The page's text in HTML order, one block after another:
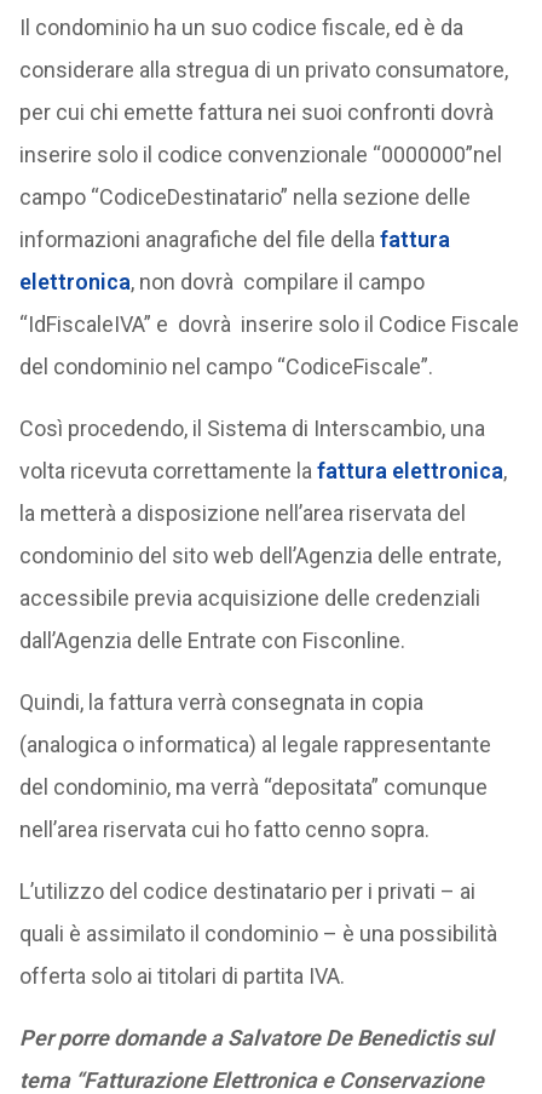
Il condominio ha un suo codice fiscale, ed è da
considerare alla stregua di un privato consumatore,
per cui chi emette fattura nei suoi confronti dovrà
inserire solo il codice convenzionale “0000000”nel
campo “CodiceDestinatario” nella sezione delle
informazioni anagrafiche del file della fattura
elettronica, non dovrà compilare il campo
“IdFiscaleIVA” e dovrà inserire solo il Codice Fiscale
del condominio nel campo “CodiceFiscale”.
Così procedendo, il Sistema di Interscambio, una
volta ricevuta correttamente la fattura elettronica,
la metterà a disposizione nell’area riservata del
condominio del sito web dell’Agenzia delle entrate,
accessibile previa acquisizione delle credenziali
dall’Agenzia delle Entrate con Fisconline.
Quindi, la fattura verrà consegnata in copia
(analogica o informatica) al legale rappresentante
del condominio, ma verrà “depositata” comunque
nell’area riservata cui ho fatto cenno sopra.
L’utilizzo del codice destinatario per i privati – ai
quali è assimilato il condominio – è una possibilità
offerta solo ai titolari di partita IVA.
Per porre domande a Salvatore De Benedictis sul
tema “Fatturazione Elettronica e Conservazione